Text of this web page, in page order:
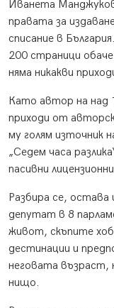
Иванета
правата за
списание в
200 страници
няма никакви
Като автор на над
приходи от
му голям източник
„Седем часа
пасивни
Разбира се,
депутат в 8
живот, скъпите
дестинации и
неговата възраст,
нищо.